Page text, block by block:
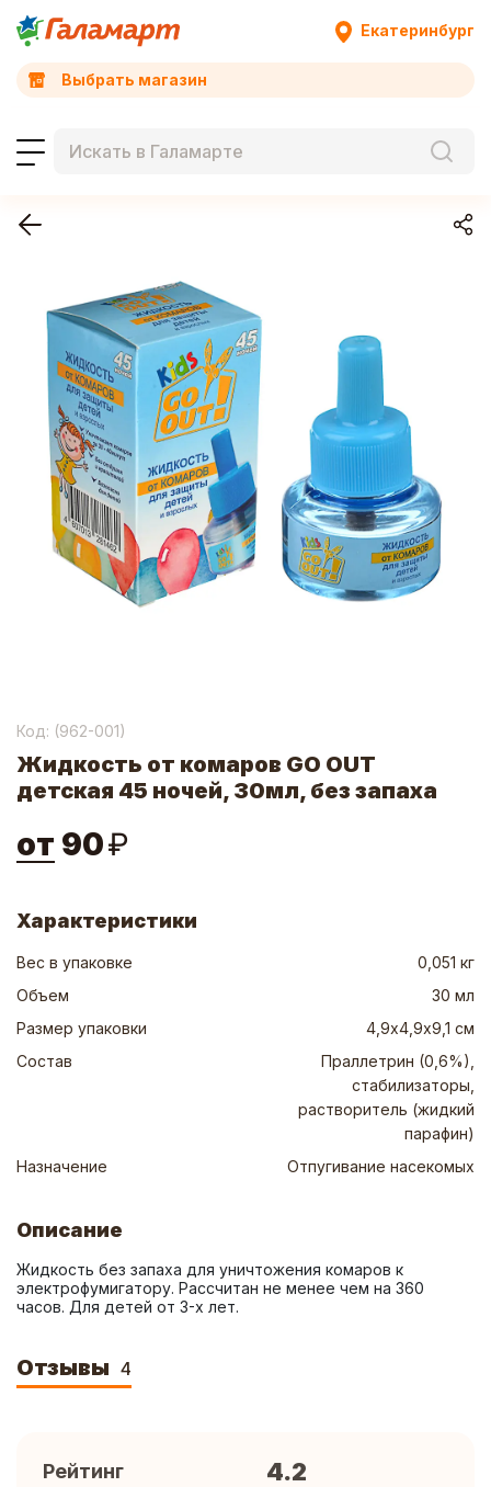
Екатеринбург
Выбрать магазин
Код: (962-001)
Жидкость от комаров GO OUT
детская 45 ночей, 30мл, без запаха
от 90₽
Характеристики
Вес в упаковке
0,051 кг
Объем
30 мл
Размер упаковки
4,9х4,9х9,1 см
Состав
Праллетрин (0,6%),
стабилизаторы,
растворитель (жидкий
парафин)
Назначение
Отпугивание насекомых
Описание
Жидкость без запаха для уничтожения комаров к
электрофумигатору. Рассчитан не менее чем на 360
часов. Для детей от 3-х лет.
Отзывы 4
Рейтинг 4.2